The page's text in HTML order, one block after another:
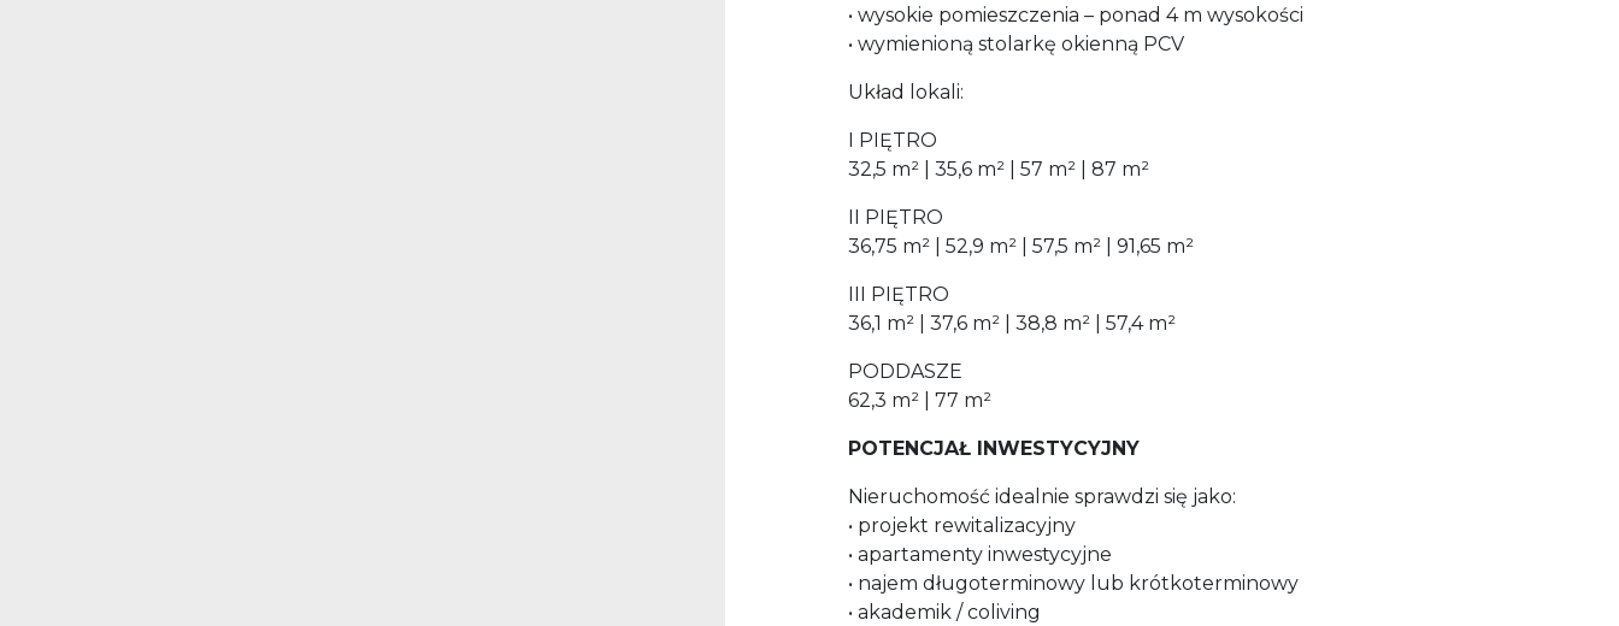
• wysokie pomieszczenia – ponad 4 m wysokości
• wymienioną stolarkę okienną PCV
Układ lokali:
I PIĘTRO
32,5 m² | 35,6 m² | 57 m² | 87 m²
II PIĘTRO
36,75 m² | 52,9 m² | 57,5 m² | 91,65 m²
III PIĘTRO
36,1 m² | 37,6 m² | 38,8 m² | 57,4 m²
PODDASZE
62,3 m² | 77 m²
POTENCJAŁ INWESTYCYJNY
Nieruchomość idealnie sprawdzi się jako:
• projekt rewitalizacyjny
• apartamenty inwestycyjne
• najem długoterminowy lub krótkoterminowy
• akademik / coliving